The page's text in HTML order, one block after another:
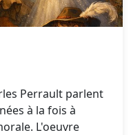
Perrault parlent
à la fois à
L'oeuvre